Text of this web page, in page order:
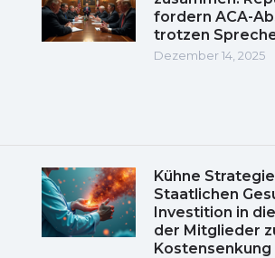
fordern ACA-
trotzen
Dezember 14, 2025
Kühne
Staatlichen
Investition in
der Mitglieder
Kostensenkung